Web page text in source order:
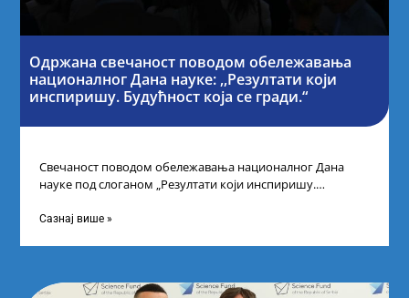
Одржана свечаност поводом обележавања
националног Дана науке: ,,Резултати који
инспиришу. Будућност која се гради.“
Свечаност поводом обележавања националног Дана
науке под слоганом „Резултати који инспиришу.
Министарства
Сазнај више »